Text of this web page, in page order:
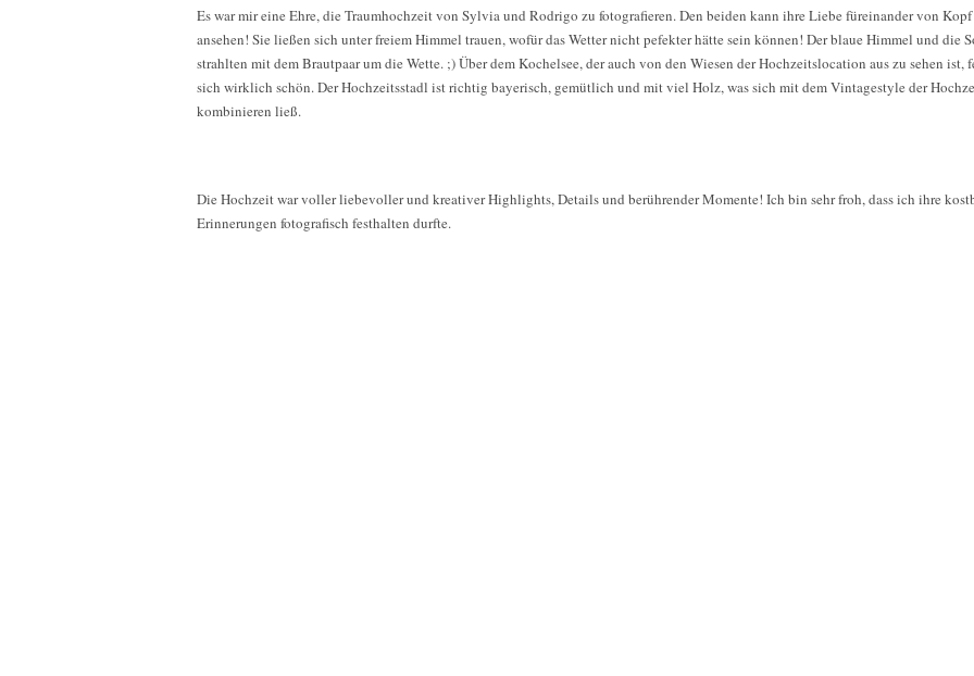
Es war mir eine Ehre, die Traumhochzeit von Sylvia und Rodrigo zu fotografieren. Den beiden kann ihre Liebe füreinander von
ansehen! Sie ließen sich unter freiem Himmel trauen, wofür das Wetter nicht pefekter hätte sein können! Der blaue Himmel und die
strahlten mit dem Brautpaar um die Wette. ;) Über dem Kochelsee, der auch von den Wiesen der Hochzeitslocation aus zu sehen ist,
sich wirklich schön. Der Hochzeitsstadl ist richtig bayerisch, gemütlich und mit viel Holz, was sich mit dem Vintagestyle der
kombinieren ließ.
Die Hochzeit war voller liebevoller und kreativer Highlights, Details und berührender Momente! Ich bin sehr froh, dass ich ihre
Erinnerungen fotografisch festhalten durfte.